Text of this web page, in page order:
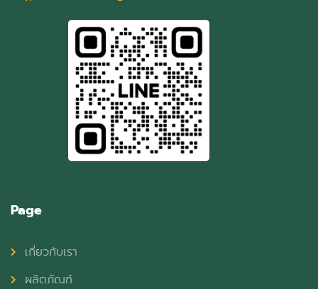
Page
เกี่ยวกับเรา
ผลิตภัณฑ์